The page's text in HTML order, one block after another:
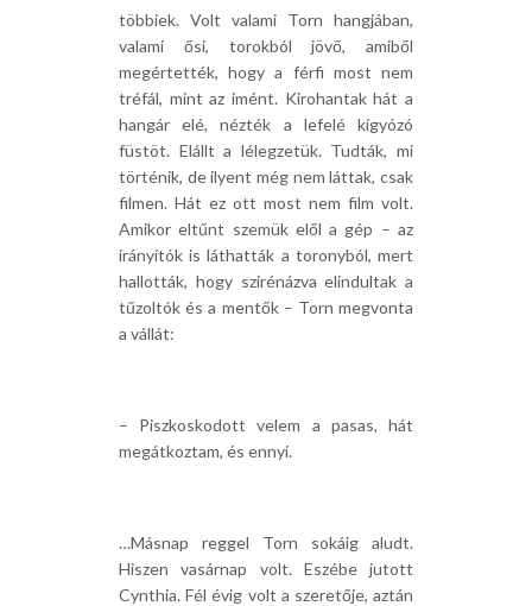
többiek. Volt valami Torn hangjában,
valami ősi, torokból jövő, amiből
megértették, hogy a férfi most nem
tréfál, mint az imént. Kirohantak hát a
hangár elé, nézték a lefelé kígyózó
füstöt. Elállt a lélegzetük. Tudták, mi
történik, de ilyent még nem láttak, csak
filmen. Hát ez ott most nem film volt.
Amikor eltűnt szemük elől a gép – az
irányítók is láthatták a toronyból, mert
hallották, hogy szirénázva elindultak a
tűzoltók és a mentők – Torn megvonta
a vállát:
– Piszkoskodott velem a pasas, hát
megátkoztam, és ennyi.
…Másnap reggel Torn sokáig aludt.
Hiszen vasárnap volt. Eszébe jutott
Cynthia. Fél évig volt a szeretője, aztán